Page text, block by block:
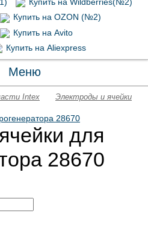
Купить на OZON (№2)
Купить на Avito
Купить на Aliexpress
Меню
Intex Электроды и ячейки
для
28670